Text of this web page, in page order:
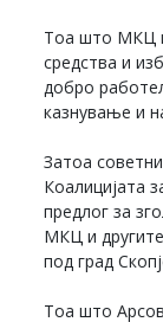
Тоа што МКЦ
средства и
добро
казнување и
Затоа
Коалицијата
предлог за
МКЦ и
под град
Тоа што